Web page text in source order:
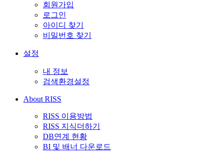
회원가입
로그인
아이디 찾기
비밀번호 찾기
설정
내 정보
검색환경설정
About RISS
RISS 이용방법
RISS 지식더하기
DB연계 현황
BI 및 배너 다운로드